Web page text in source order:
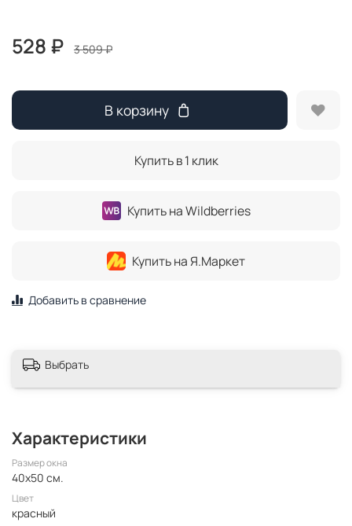
528 ₽ 3 509 ₽
В корзину
Купить в 1 клик
Купить на Wildberries
Купить на Я.Маркет
Добавить в сравнение
Выбрать
Характеристики
Размер окна
40x50 см.
Цвет
красный